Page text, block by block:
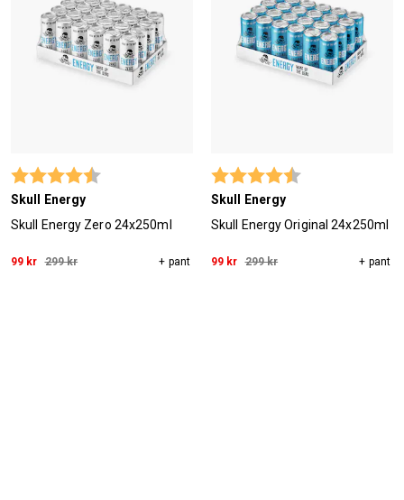
Betyg: 4.2 utav 5 stjärnor
Skull Energy
Skull Energy Zero 24x250ml
99 kr 299 kr + pant
Betyg:
Skull Energy
Skull Energy Original 24x250ml
99 kr 299 kr + pant